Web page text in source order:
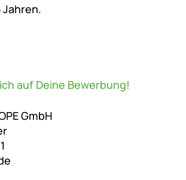
Jahren.
auf Deine Bewerbung!
GmbH